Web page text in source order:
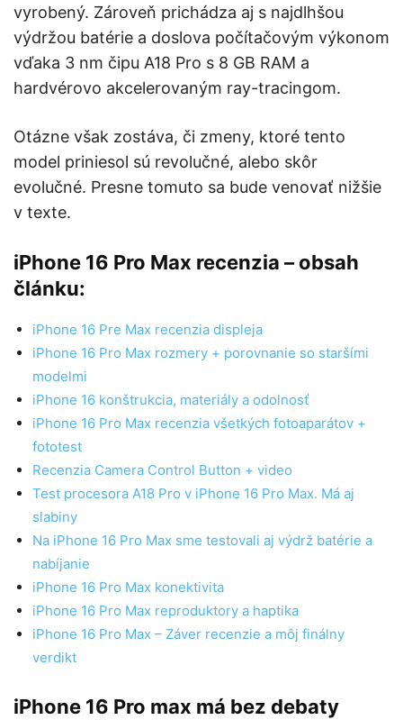
vyrobený. Zároveň prichádza aj s najdlhšou
výdržou batérie a doslova počítačovým výkonom
vďaka 3 nm čipu A18 Pro s 8 GB RAM a
hardvérovo akcelerovaným ray-tracingom.
Otázne však zostáva, či zmeny, ktoré tento
model priniesol sú revolučné, alebo skôr
evolučné. Presne tomuto sa bude venovať nižšie
v texte.
iPhone 16 Pro Max recenzia – obsah
článku:
iPhone 16 Pre Max recenzia displeja
iPhone 16 Pro Max rozmery + porovnanie so staršími
modelmi
iPhone 16 konštrukcia, materiály a odolnosť
iPhone 16 Pro Max recenzia všetkých fotoaparátov +
fototest
Recenzia Camera Control Button + video
Test procesora A18 Pro v iPhone 16 Pro Max. Má aj
slabiny
Na iPhone 16 Pro Max sme testovali aj výdrž batérie a
nabíjanie
iPhone 16 Pro Max konektivita
iPhone 16 Pro Max reproduktory a haptika
iPhone 16 Pro Max – Záver recenzie a môj finálny
verdikt
iPhone 16 Pro max má bez debaty